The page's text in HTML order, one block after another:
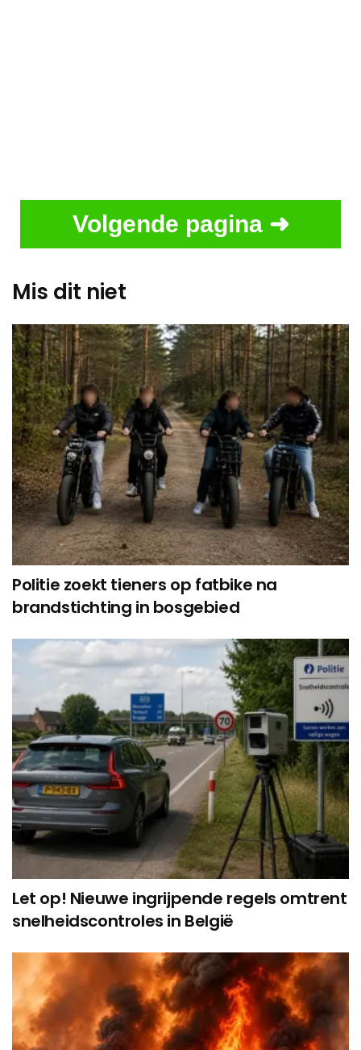
Volgende pagina ➜
Mis dit niet
Politie zoekt tieners op fatbike na
brandstichting in bosgebied
Let op! Nieuwe ingrijpende regels omtrent
snelheidscontroles in België